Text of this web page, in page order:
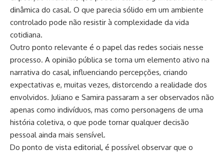
dinâmica do casal. O que parecia sólido em um ambiente
controlado pode não resistir à complexidade da vida
cotidiana.
Outro ponto relevante é o papel das redes sociais nesse
processo. A opinião pública se torna um elemento ativo na
narrativa do casal, influenciando percepções, criando
expectativas e, muitas vezes, distorcendo a realidade dos
envolvidos. Juliano e Samira passaram a ser observados não
apenas como indivíduos, mas como personagens de uma
história coletiva, o que pode tornar qualquer decisão
pessoal ainda mais sensível.
Do ponto de vista editorial, é possível observar que o